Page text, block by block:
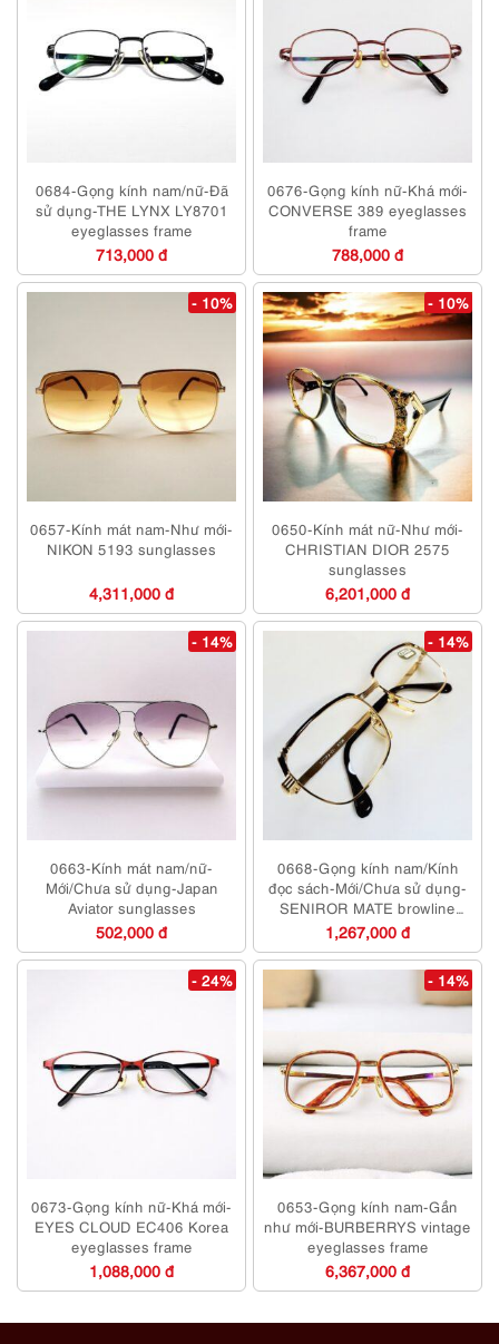
0684-Gọng kính nam/nữ-Đã
sử dụng-THE LYNX LY8701
eyeglasses frame
713,000 đ
0676-Gọng kính nữ-Khá mới-
CONVERSE 389 eyeglasses
frame
788,000 đ
- 10%
0657-Kính mát nam-Như mới-
NIKON 5193 sunglasses
4,311,000 đ
- 10%
0650-Kính mát nữ-Như mới-
CHRISTIAN DIOR 2575
sunglasses
6,201,000 đ
- 14%
0663-Kính mát nam/nữ-
Mới/Chưa sử dụng-Japan
Aviator sunglasses
502,000 đ
- 14%
0668-Gọng kính nam/Kính
đọc sách-Mới/Chưa sử dụng-
SENIROR MATE browline
Japan eyeglasses frame
1,267,000 đ
- 24%
0673-Gọng kính nữ-Khá mới-
EYES CLOUD EC406 Korea
eyeglasses frame
1,088,000 đ
- 14%
0653-Gọng kính nam-Gần
như mới-BURBERRYS vintage
eyeglasses frame
6,367,000 đ